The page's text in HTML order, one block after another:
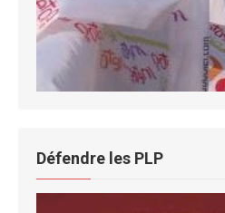
Défendre les PLP